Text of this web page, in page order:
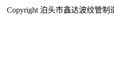
Copyright 泊头市鑫达波纹管制